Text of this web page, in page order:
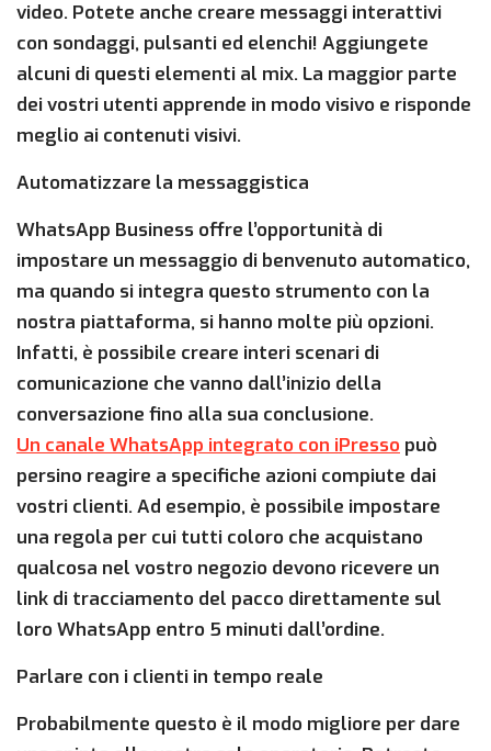
video. Potete anche creare messaggi interattivi
con sondaggi, pulsanti ed elenchi! Aggiungete
alcuni di questi elementi al mix. La maggior parte
dei vostri utenti apprende in modo visivo e risponde
meglio ai contenuti visivi.
Automatizzare la messaggistica
WhatsApp Business offre l’opportunità di
impostare un messaggio di benvenuto automatico,
ma quando si integra questo strumento con la
nostra piattaforma, si hanno molte più opzioni.
Infatti, è possibile creare interi scenari di
comunicazione che vanno dall’inizio della
conversazione fino alla sua conclusione.
Un canale WhatsApp integrato con iPresso può
persino reagire a specifiche azioni compiute dai
vostri clienti. Ad esempio, è possibile impostare
una regola per cui tutti coloro che acquistano
qualcosa nel vostro negozio devono ricevere un
link di tracciamento del pacco direttamente sul
loro WhatsApp entro 5 minuti dall’ordine.
Parlare con i clienti in tempo reale
Probabilmente questo è il modo migliore per dare